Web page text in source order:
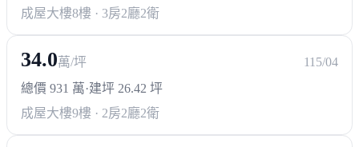
成屋大樓8樓 · 3房2廳2衛
34.0萬/坪
115/04
總價 931 萬·建坪 26.42 坪
成屋大樓9樓 · 2房2廳2衛